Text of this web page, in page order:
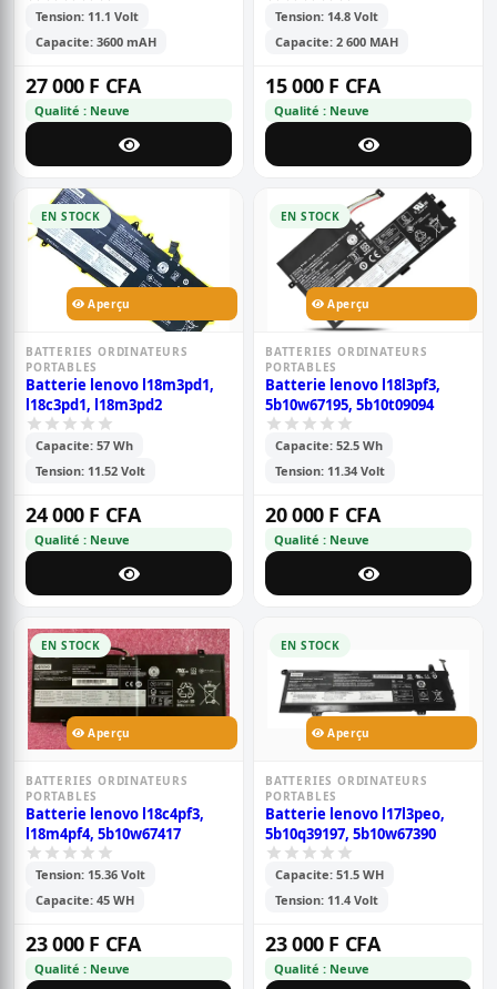
Tension: 11.1 Volt
Capacite: 3600 mAH
27 000 F CFA
Qualité : Neuve
Tension: 14.8 Volt
Capacite: 2 600 MAH
15 000 F CFA
Qualité : Neuve
EN STOCK
Aperçu
BATTERIES ORDINATEURS
PORTABLES
Batterie lenovo l18m3pd1,
l18c3pd1, l18m3pd2
Capacite: 57 Wh
Tension: 11.52 Volt
24 000 F CFA
Qualité : Neuve
EN STOCK
Aperçu
BATTERIES ORDINATEURS
PORTABLES
Batterie lenovo l18l3pf3,
5b10w67195, 5b10t09094
Capacite: 52.5 Wh
Tension: 11.34 Volt
20 000 F CFA
Qualité : Neuve
EN STOCK
Aperçu
BATTERIES ORDINATEURS
PORTABLES
Batterie lenovo l18c4pf3,
l18m4pf4, 5b10w67417
Tension: 15.36 Volt
Capacite: 45 WH
23 000 F CFA
Qualité : Neuve
EN STOCK
Aperçu
BATTERIES ORDINATEURS
PORTABLES
Batterie lenovo l17l3peo,
5b10q39197, 5b10w67390
Capacite: 51.5 WH
Tension: 11.4 Volt
23 000 F CFA
Qualité : Neuve